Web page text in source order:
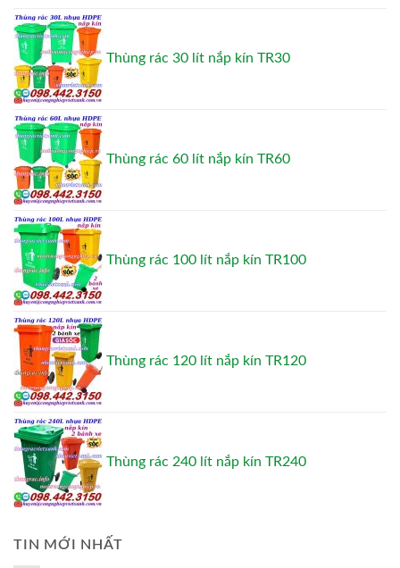
Thùng rác 30 lít nắp kín TR30
Thùng rác 60 lít nắp kín TR60
Thùng rác 100 lít nắp kín TR100
Thùng rác 120 lít nắp kín TR120
Thùng rác 240 lít nắp kín TR240
TIN MỚI NHẤT